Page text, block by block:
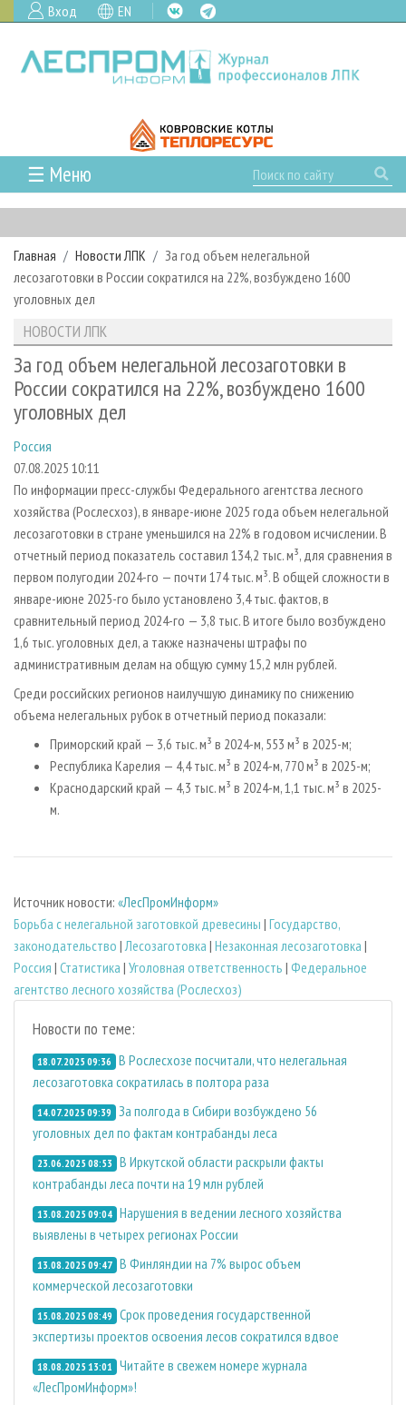
Вход EN
☰ Меню
ГЛАВНАЯ
РУБРИКИ И ТЕМЫ
РУБРИКИ ЖУРНАЛА
ЛЕСНОЕ ХОЗЯЙСТВО
ЛЕСОЗАГОТОВКА
ЛЕСОПИЛЕНИЕ
ДЕРЕВООБРАБОТКА
СУШКА ДРЕВЕСИНЫ
ПРОИЗВОДСТВО ДРЕВЕСНЫХ ПЛИТ
ДЕРЕВЯННОЕ ДОМОСТРОЕНИЕ
ПРОИЗВОДСТВО МЕБЕЛИ
БИОЭНЕРГЕТИКА
ЦБП
ИНСТРУМЕНТ И МАТЕРИАЛЫ
НОВОСТИ
КАЛЕНДАРЬ СОБЫТИЙ
НОВОСТИ ЛПК
НОВОСТИ ЖУРНАЛА
НОВОСТИ КОМПАНИЙ
ПРОЕКТЫ ЛПИ
АНАЛИТИКА
ПРЕДПРИЯТИЯ ЛПК
ЛЕСНЫЕ РЕГИОНЫ РОССИИ
ПЕРСОНЫ
МОБИЛЬНЫЕ ВЫСТАВКИ
ОФИЦИАЛЬНЫЕ ДЕЛЕГАЦИИ
ПРИОРИТЕТНЫЕ ИНВЕСТПРОЕКТЫ
RUSSIAN FORESTRY REVIEW
ГАЗЕТА ЛЕСПРОМФОРУМ
БИБЛИОТЕКА СПЕЦИАЛИСТА
АРХИВ
АРХИВ ЖУРНАЛОВ
СТАТЬИ
О ЖУРНАЛЕ
ПОДПИСКА
КОНТАКТЫ
РЕКЛАМОДАТЕЛЯМ
РЕКЛАМА
РЕКЛАМА НА САЙТЕ
Главная Новости ЛПК
За год объем нелегальной
лесозаготовки в России сократился на 22%, возбуждено 1600
уголовных дел
НОВОСТИ ЛПК
За год объем нелегальной лесозаготовки в
России сократился на 22%, возбуждено 1600
уголовных дел
Россия
07.08.2025 10:11
По информации пресс-службы Федерального агентства лесного
хозяйства (Рослесхоз), в январе-июне 2025 года объем нелегальной
лесозаготовки в стране уменьшился на 22% в годовом исчислении. В
отчетный период показатель составил 134,2 тыс. м³, для сравнения в
первом полугодии 2024-го — почти 174 тыс. м³. В общей сложности в
январе-июне 2025-го было установлено 3,4 тыс. фактов, в
сравнительный период 2024-го — 3,8 тыс. В итоге было возбуждено
1,6 тыс. уголовных дел, а также назначены штрафы по
административным делам на общую сумму 15,2 млн рублей.
Среди российских регионов наилучшую динамику по снижению
объема нелегальных рубок в отчетный период показали:
Приморский край — 3,6 тыс. м³ в 2024-м, 553 м³ в 2025-м;
Республика Карелия — 4,4 тыс. м³ в 2024-м, 770 м³ в 2025-м;
Краснодарский край — 4,3 тыс. м³ в 2024-м, 1,1 тыс. м³ в 2025-
м.
Источник новости: «ЛесПромИнформ»
Борьба с нелегальной заготовкой древесины | Государство,
законодательство | Лесозаготовка | Незаконная лесозаготовка |
Россия | Статистика | Уголовная ответственность | Федеральное
агентство лесного хозяйства (Рослесхоз)
Новости по теме:
18.07.2025 09:36 В Рослесхозе посчитали, что нелегальная
лесозаготовка сократилась в полтора раза
14.07.2025 09:39
За полгода в Сибири возбуждено 56
уголовных дел по фактам контрабанды леса
23.06.2025 08:53 В Иркутской области раскрыли факты
контрабанды леса почти на 19 млн рублей
13.08.2025 09:04 Нарушения в ведении лесного хозяйства
выявлены в четырех регионах России
13.08.2025 09:47 В Финляндии на 7% вырос объем
коммерческой лесозаготовки
15.08.2025 08:49 Срок проведения государственной
экспертизы проектов освоения лесов сократился вдвое
18.08.2025 13:01 Читайте в свежем номере журнала
«ЛесПромИнформ»!